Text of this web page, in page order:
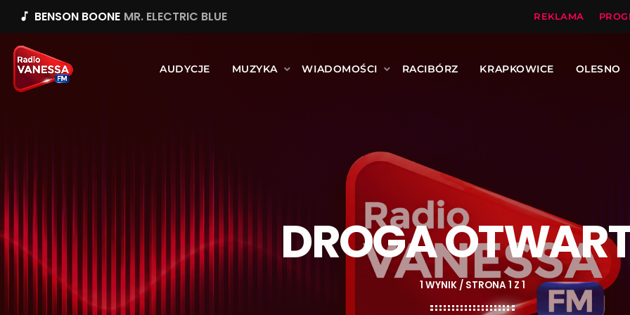
music_note BENSON BOONE MR. ELECTRIC BLUE REKLAMA
AUDYCJE MUZYKA WIADOMOŚCI RACIBÓRZ KRAPKOWICE OLESNO
DROGA
1 WYNIK / STRONA 1 Z 1